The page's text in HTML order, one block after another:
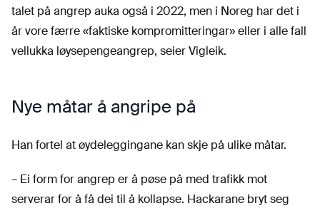
talet på angrep auka også i 2022, men i Noreg har det i
år vore færre «faktiske kompromitteringar» eller i alle fall
vellukka løysepengeangrep, seier Vigleik.
Nye måtar å angripe på
Han fortel at øydeleggingane kan skje på ulike måtar.
– Ei form for angrep er å pøse på med trafikk mot
serverar for å få dei til å kollapse. Hackarane bryt seg